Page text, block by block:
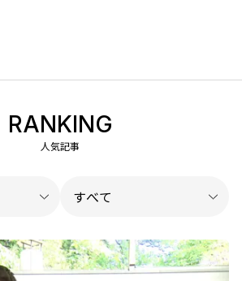
RANKING
人気記事